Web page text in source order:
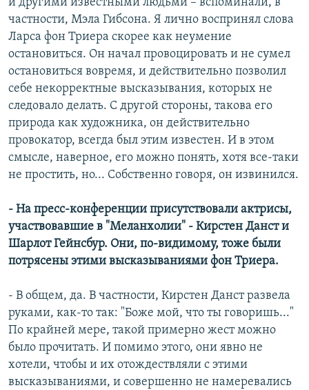
и другими известными людьми – вспоминали, в
частности, Мэла Гибсона. Я лично воспринял слова
Ларса фон Триера скорее как неумение
остановиться. Он начал провоцировать и не сумел
остановиться вовремя, и действительно позволил
себе некорректные высказывания, которых не
следовало делать. С другой стороны, такова его
природа как художника, он действительно
провокатор, всегда был этим известен. И в этом
смысле, наверное, его можно понять, хотя все-таки
не простить, но... Собственно говоря, он извинился.
- На пресс-конференции присутствовали актрисы,
участвовавшие в "Меланхолии" - Кирстен Данст и
Шарлот Гейнсбур. Они, по-видимому, тоже были
потрясены этими высказываниями фон Триера.
- В общем, да. В частности, Кирстен Данст развела
руками, как-то так: "Боже мой, что ты говоришь..."
По крайней мере, такой примерно жест можно
было прочитать. И помимо этого, они явно не
хотели, чтобы и их отождествляли с этими
высказываниями, и совершенно не намеревались